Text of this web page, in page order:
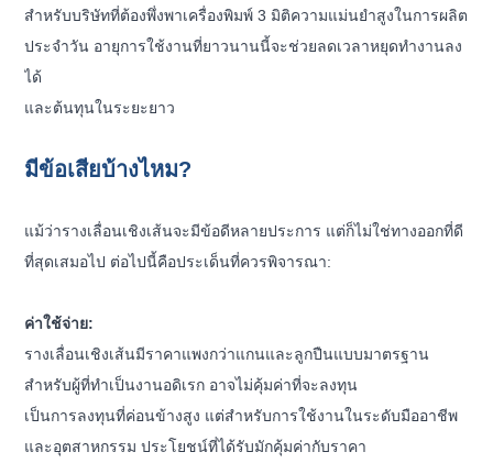
สำหรับบริษัทที่ต้องพึ่งพาเครื่องพิมพ์ 3 มิติความแม่นยำสูงในการผลิต
ประจำวัน อายุการใช้งานที่ยาวนานนี้จะช่วยลดเวลาหยุดทำงานลง
ได้
และต้นทุนในระยะยาว
มีข้อเสียบ้างไหม?
แม้ว่ารางเลื่อนเชิงเส้นจะมีข้อดีหลายประการ แต่ก็ไม่ใช่ทางออกที่ดี
ที่สุดเสมอไป ต่อไปนี้คือประเด็นที่ควรพิจารณา:
ค่าใช้จ่าย:
รางเลื่อนเชิงเส้นมีราคาแพงกว่าแกนและลูกปืนแบบมาตรฐาน
สำหรับผู้ที่ทำเป็นงานอดิเรก อาจไม่คุ้มค่าที่จะลงทุน
เป็นการลงทุนที่ค่อนข้างสูง แต่สำหรับการใช้งานในระดับมืออาชีพ
และอุตสาหกรรม ประโยชน์ที่ได้รับมักคุ้มค่ากับราคา